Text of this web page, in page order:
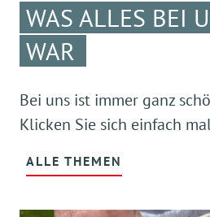
WAS ALLES BEI
WAR
Bei uns ist immer ganz
Klicken Sie sich einfach
ALLE THEMEN